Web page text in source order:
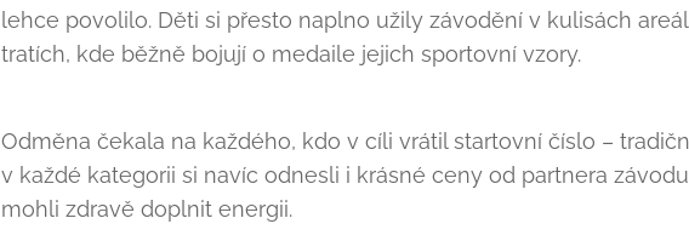
lehce povolilo. Děti si přesto naplno užily závodění v kulisách
tratích, kde běžně bojují o medaile jejich sportovní vzory.
Odměna čekala na každého, kdo v cíli vrátil startovní číslo –
v každé kategorii si navíc odnesli i krásné ceny od partnera
mohli zdravě doplnit energii.